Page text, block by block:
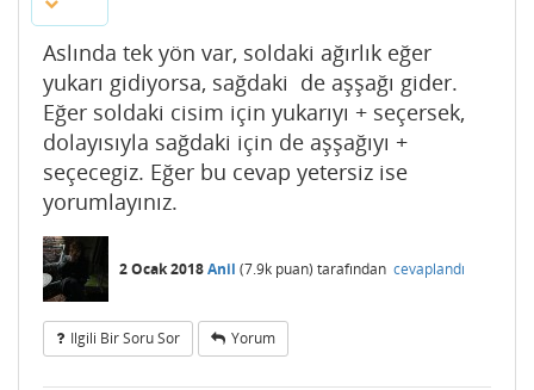
Aslında tek yön var, soldaki ağırlık eğer
yukarı gidiyorsa, sağdaki de aşşağı gider.
Eğer soldaki cisim için yukarıyı + seçersek,
dolayısıyla sağdaki için de aşşağıyı +
seçecegiz. Eğer bu cevap yetersiz ise
yorumlayınız.
2 Ocak 2018Anil (7.9k puan) tarafından cevaplandı
Ilgili Bir Soru Sor Yorum